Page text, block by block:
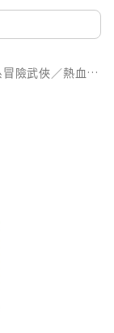
日系冒險武俠／熱血運動